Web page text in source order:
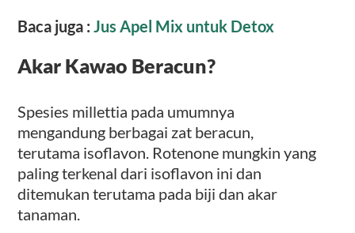
Baca juga : Jus Apel Mix untuk Detox
Akar Kawao Beracun?
Spesies millettia pada umumnya
mengandung berbagai zat beracun,
terutama isoflavon. Rotenone mungkin yang
paling terkenal dari isoflavon ini dan
ditemukan terutama pada biji dan akar
tanaman.